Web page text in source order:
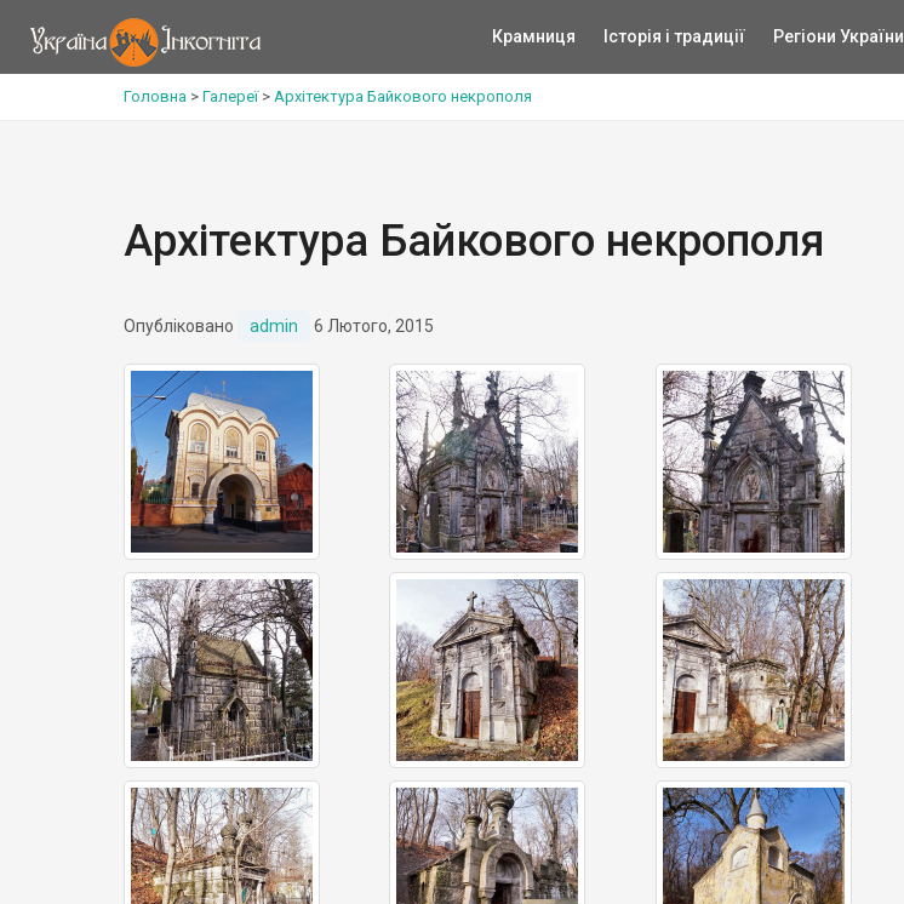
Крамниця Історія і традиції Регіони України
Головна > Галереї> Архітектура Байкового некрополя
Архітектура Байкового некрополя
Опубліковано admin 6 Лютого, 2015